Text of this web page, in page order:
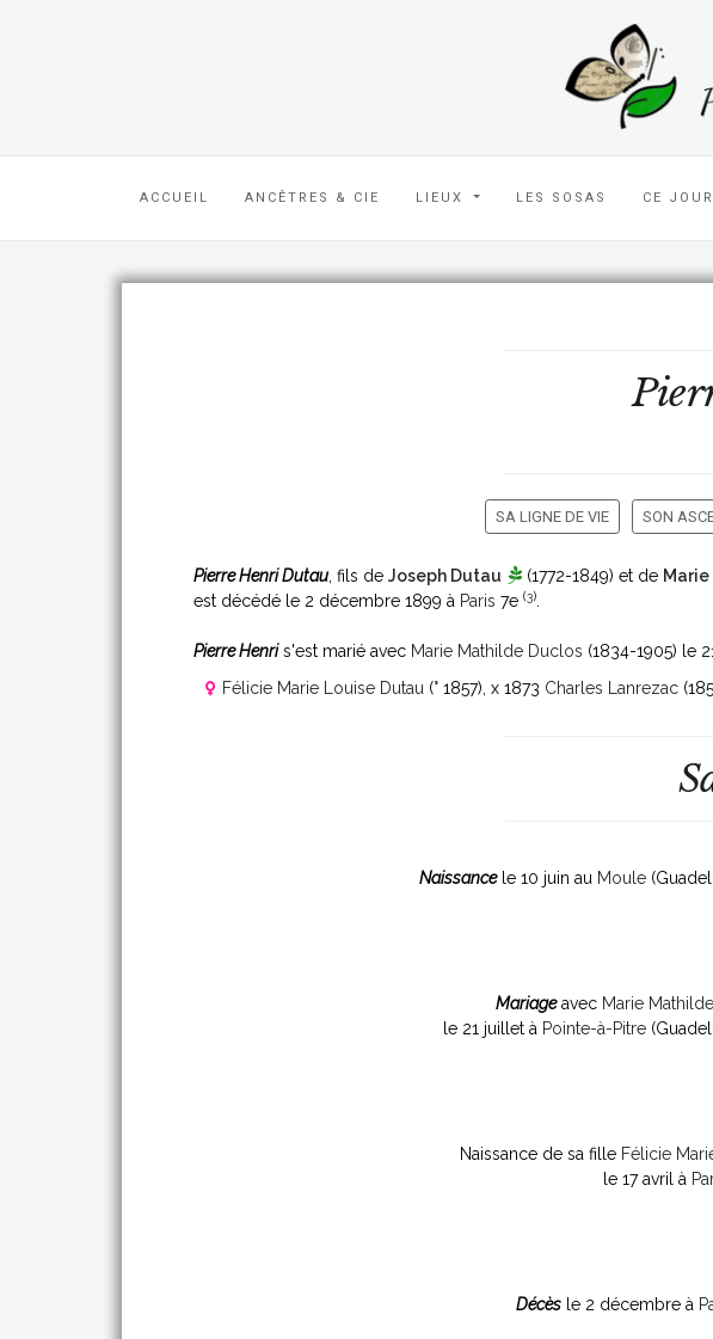
ACCUEIL ANCÊTRES & CIE LIEUX LES SOSAS CE
SA LIGNE DE VIE SON
Pierre Henri Dutau , fils de Joseph Dutau (1772-1849) et de
est décédé le 2 décembre 1899 à Paris 7e (3)
Pierre Henris'est marié avec Marie Mathilde Duclos (1834-1905) le
Félicie Marie Louise Dutau (° 1857) , x 1873 Charles Lanrezac
Naissancele 10 juin au Moule
Mariageavec Marie
le 21 juillet à Pointe-à-Pitre
Naissance de sa fille Félicie
le 17 avril à
Décès le 2 décembre à